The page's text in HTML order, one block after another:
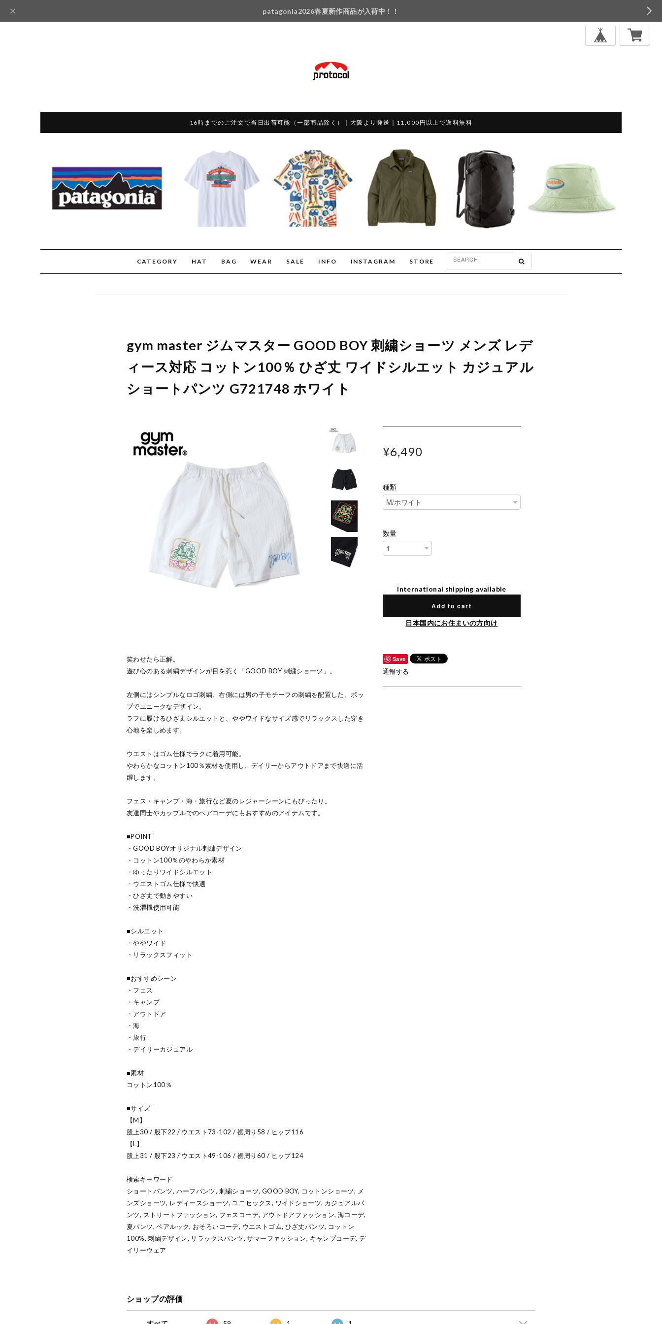
patagonia2026春夏新作商品が入荷中！！
16時までのご注文で当日出荷可能（一部商品除く）｜大阪より発送｜11,000円以上で送料無料
CATEGORY HAT BAG WEAR SALE INFO INSTAGRAM STORE
gym master ジムマスター GOOD BOY 刺繍ショーツ メンズ レデ
ィース対応 コットン100％ ひざ丈 ワイドシルエット カジュアル
ショートパンツ G721748 ホワイト
笑わせたら正解。
遊び心のある刺繍デザインが目を惹く「GOOD BOY 刺繍ショーツ」。
左側にはシンプルなロゴ刺繍、右側には男の子モチーフの刺繍を配置した、ポッ
プでユニークなデザイン。
ラフに履けるひざ丈シルエットと、ややワイドなサイズ感でリラックスした穿き
心地を楽しめます。
ウエストはゴム仕様でラクに着用可能。
やわらかなコットン100％素材を使用し、デイリーからアウトドアまで快適に活
躍します。
フェス・キャンプ・海・旅行など夏のレジャーシーンにもぴったり。
友達同士やカップルでのペアコーデにもおすすめのアイテムです。
■POINT
・GOOD BOYオリジナル刺繍デザイン
・コットン100％のやわらか素材
・ゆったりワイドシルエット
・ウエストゴム仕様で快適
・ひざ丈で動きやすい
・洗濯機使用可能
■シルエット
・ややワイド
・リラックスフィット
■おすすめシーン
・フェス
・キャンプ
・アウトドア
・海
・旅行
・デイリーカジュアル
■素材
コットン100％
■サイズ
【M】
股上30 / 股下22 / ウエスト73-102 / 裾周り58 / ヒップ116
【L】
股上31 / 股下23 / ウエスト49-106 / 裾周り60 / ヒップ124
検索キーワード
ショートパンツ, ハーフパンツ, 刺繍ショーツ, GOOD BOY, コットンショーツ, メ
ンズショーツ, レディースショーツ, ユニセックス, ワイドショーツ, カジュアルパ
ンツ, ストリートファッション, フェスコーデ, アウトドアファッション, 海コーデ,
夏パンツ, ペアルック, おそろいコーデ, ウエストゴム, ひざ丈パンツ, コットン
100%, 刺繍デザイン, リラックスパンツ, サマーファッション, キャンプコーデ, デ
イリーウェア
¥6,490
種類
数量
International shipping available
Add to cart
日本国内にお住まいの方向け
Save
通報する
ショップの評価